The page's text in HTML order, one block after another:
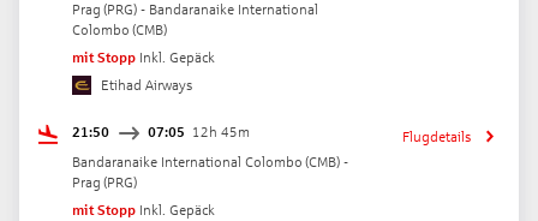
Prag (PRG) - Bandaranaike International
Colombo (CMB)
mit Stopp Inkl. Gepäck
Etihad Airways
21:50 07:05 12h 45m
Bandaranaike International Colombo (CMB) -
Prag (PRG)
mit Stopp Inkl. Gepäck
Flugdetails